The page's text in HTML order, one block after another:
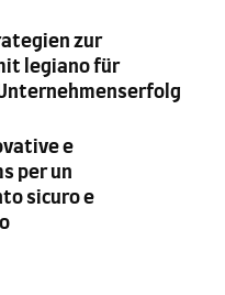
zur
legiano für
e
per un
sicuro e